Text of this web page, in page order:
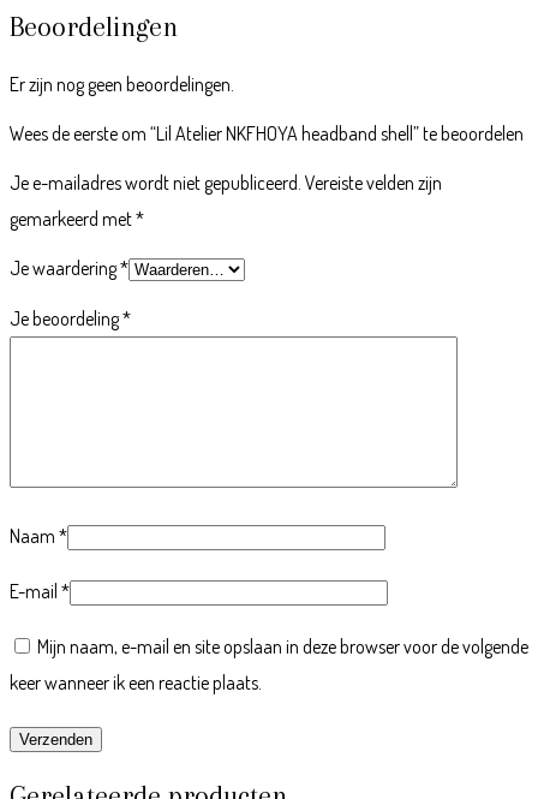
Beoordelingen
Er zijn nog geen beoordelingen.
Wees de eerste om “Lil Atelier NKFHOYA headband shell” te beoordelen
Je e-mailadres wordt niet gepubliceerd. Vereiste velden zijn
gemarkeerd met*
Je waardering*
Je beoordeling*
Naam *
E-mail *
Mijn naam, e-mail en site opslaan in deze browser voor de volgende
keer wanneer ik een reactie plaats.